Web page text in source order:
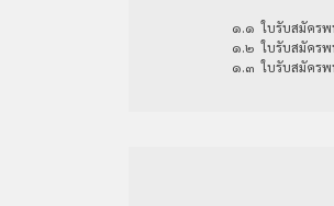
๑.๑ ใบรับสมัครพ
๑.๒ ​ใบรับสมัครพ
๑.๓ ​​ใบรับสมัครพ